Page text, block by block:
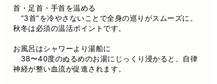
首・足首・手首を温める
“3首”を冷やさないことで全身の巡りがスムーズに。
秋冬は必須の温活ポイントです。
お風呂はシャワーより湯船に
38〜40度のぬるめのお湯にじっくり浸かると、自律
神経が整い血流が促進されます。